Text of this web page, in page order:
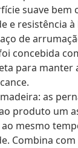
suave bem
e resistência
de
concebida
para manter
as
produto um
mesmo
Combina